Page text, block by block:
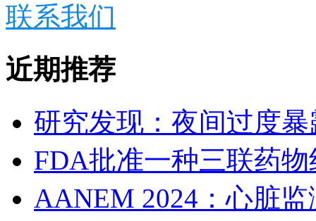
联系我们
近期推荐
研究发现：夜间过度
FDA批准一种三联药
AANEM 2024：心脏